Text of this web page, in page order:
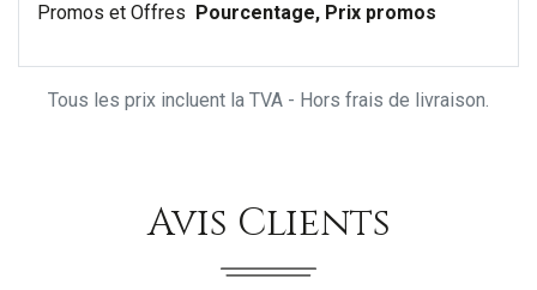
Promos et Offres
Pourcentage, Prix promos
Tous les prix incluent la TVA - Hors frais de livraison.
Avis Clients